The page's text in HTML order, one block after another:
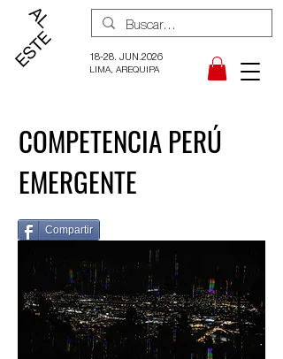
18-28. JUN.2026
LIMA, AREQUIPA
COMPETENCIA PERÚ
EMERGENTE
Compartir